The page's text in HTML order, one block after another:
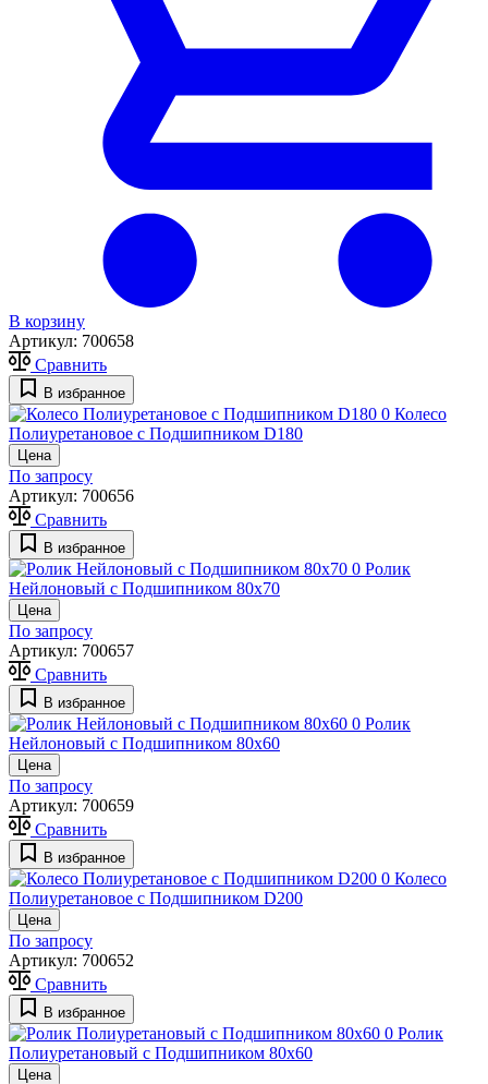
В корзину
Артикул: 700658
Сравнить
В избранное
0 Колесо
Полиуретановое с Подшипником D180
Цена
По запросу
Артикул: 700656
Сравнить
В избранное
0 Ролик
Нейлоновый с Подшипником 80х70
Цена
По запросу
Артикул: 700657
Сравнить
В избранное
0 Ролик
Нейлоновый с Подшипником 80х60
Цена
По запросу
Артикул: 700659
Сравнить
В избранное
0 Колесо
Полиуретановое с Подшипником D200
Цена
По запросу
Артикул: 700652
Сравнить
В избранное
0 Ролик
Полиуретановый с Подшипником 80х60
Цена